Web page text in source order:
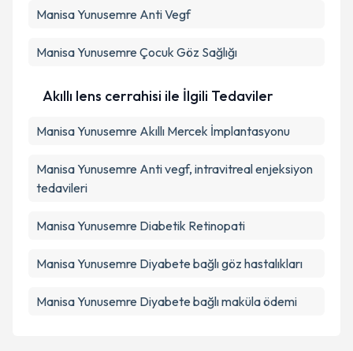
Manisa Yunusemre Anti Vegf
Manisa Yunusemre Çocuk Göz Sağlığı
Akıllı lens cerrahisi ile İlgili Tedaviler
Manisa Yunusemre Akıllı Mercek İmplantasyonu
Manisa Yunusemre Anti vegf, intravitreal enjeksiyon
tedavileri
Manisa Yunusemre Diabetik Retinopati
Manisa Yunusemre Diyabete bağlı göz hastalıkları
Manisa Yunusemre Diyabete bağlı maküla ödemi